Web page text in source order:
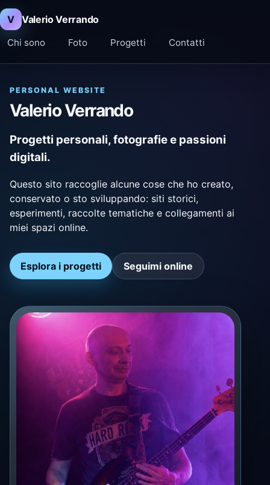
V Valerio Verrando
Chi sono Foto Progetti Contatti
PERSONAL WEBSITE
Valerio Verrando
Progetti personali, fotografie e passioni
digitali.
Questo sito raccoglie alcune cose che ho creato,
conservato o sto sviluppando: siti storici,
esperimenti, raccolte tematiche e collegamenti ai
miei spazi online.
Esplora i progetti Seguimi online